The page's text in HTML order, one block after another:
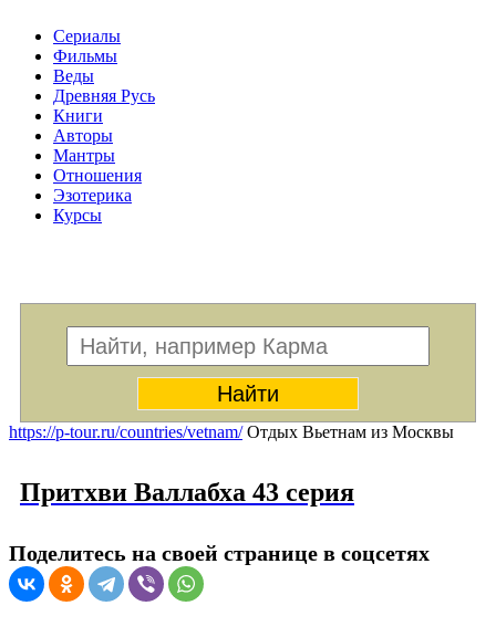
Сериалы
Фильмы
Веды
Древняя Русь
Книги
Авторы
Мантры
Отношения
Эзотерика
Курсы
https://p-tour.ru/countries/vetnam/Отдых Вьетнам из Москвы
Притхви Валлабха 43 серия
Поделитесь на своей странице в соцсетях